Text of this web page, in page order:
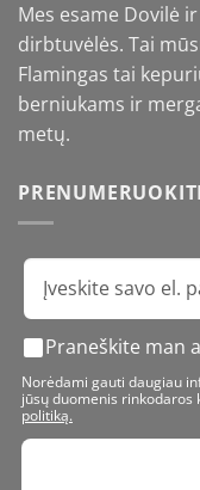
Mes esame Dovilė
dirbtuvėlės. Tai
Flamingas tai
berniukams ir
metų.
Praneškite man
Norėdami gauti daugiau
jūsų duomenis rinkodaros
politiką.